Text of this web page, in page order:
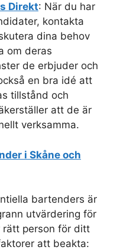
Direkt: När du har
kontakta
dina behov
om deras
de erbjuder och
en bra idé att
tillstånd och
att de är
verksamma.
i Skåne och
bartenders är
utvärdering för
person för ditt
att beakta: